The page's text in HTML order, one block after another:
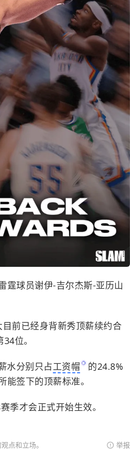
霆球员谢伊-吉尔杰斯-亚历山
前已经身背新秀顶薪续约合
位。
水分别只占工资帽
的24.8%
签下的顶薪标准。
季才会正式开始生效。
点和立场。 举报